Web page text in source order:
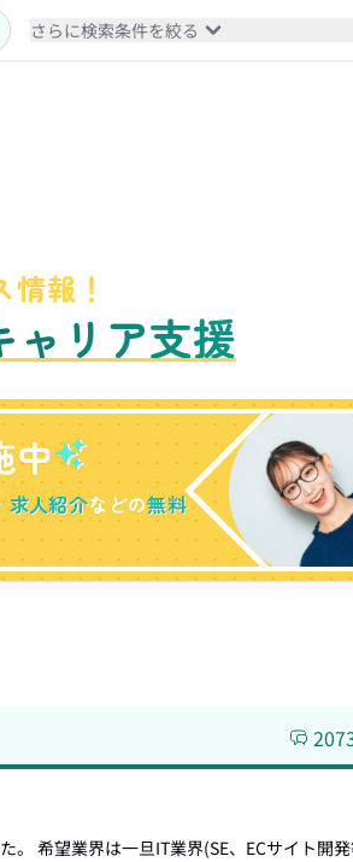
さらに検索条件を絞る
報！
ャリア支援
中
求人紹介などの無料
。 希望業界は一旦IT業界(SE、ECサイト開